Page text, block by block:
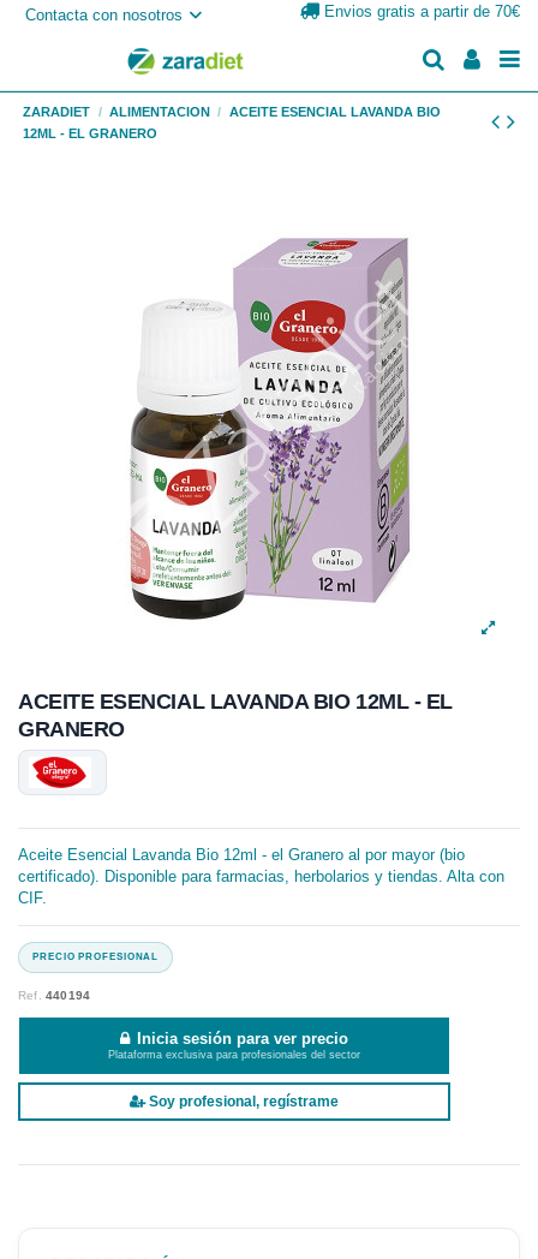
Contacta con nosotros Envios gratis a partir de 70€
ZARADIET ALIMENTACION
ACEITE ESENCIAL LAVANDA BIO
12ML - EL GRANERO
ACEITE ESENCIAL LAVANDA BIO 12ML - EL
GRANERO
Aceite Esencial Lavanda Bio 12ml - el Granero al por mayor (bio
certificado). Disponible para farmacias, herbolarios y tiendas. Alta con
CIF.
Ref.440194
Inicia sesión para ver precio
Plataforma exclusiva para profesionales del sector
Soy profesional, regístrame